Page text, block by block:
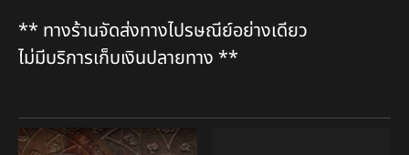
** ทางร้านจัดส่งทางไปรษณีย์อย่างเดียว
ไม่มีบริการเก็บเงินปลายทาง **